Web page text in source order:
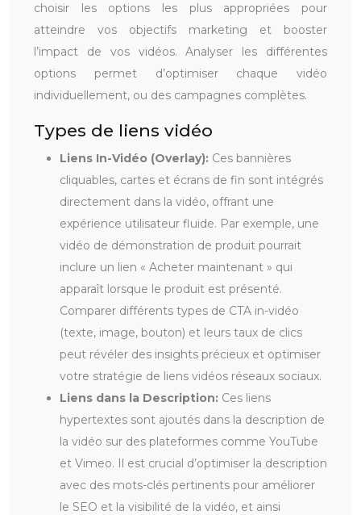
choisir les options les plus appropriées pour
atteindre vos objectifs marketing et booster
l’impact de vos vidéos. Analyser les différentes
options permet d’optimiser chaque vidéo
individuellement, ou des campagnes complètes.
Types de liens vidéo
Liens In-Vidéo (Overlay): Ces bannières
cliquables, cartes et écrans de fin sont intégrés
directement dans la vidéo, offrant une
expérience utilisateur fluide. Par exemple, une
vidéo de démonstration de produit pourrait
inclure un lien « Acheter maintenant » qui
apparaît lorsque le produit est présenté.
Comparer différents types de CTA in-vidéo
(texte, image, bouton) et leurs taux de clics
peut révéler des insights précieux et optimiser
votre stratégie de liens vidéos réseaux sociaux.
Liens dans la Description: Ces liens
hypertextes sont ajoutés dans la description de
la vidéo sur des plateformes comme YouTube
et Vimeo. Il est crucial d’optimiser la description
avec des mots-clés pertinents pour améliorer
le SEO et la visibilité de la vidéo, et ainsi